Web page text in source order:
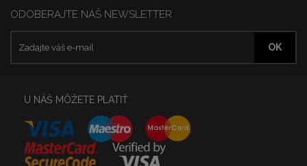
ODOBERAJTE NÁŠ NEWSLETTER
U NÁŠ MÔŽETE PLATIŤ